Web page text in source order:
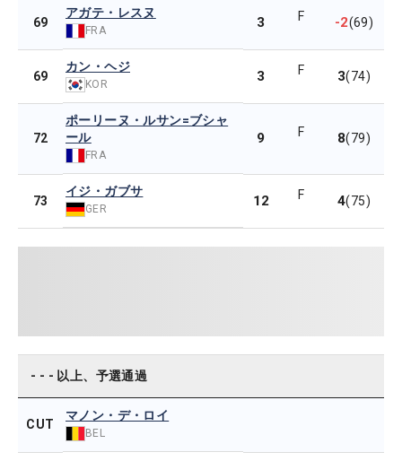
69
アガテ・レスヌ
FRA 3 F -2(69)
69
カン・ヘジ
KOR 3 F 3(74)
72
ポーリーヌ・ルサン=ブシャ
ール
FRA
9 F 8(79)
73
イジ・ガブサ
GER 12 F 4(75)
- - - 以上、予選通過
CUT
マノン・デ・ロイ
BEL